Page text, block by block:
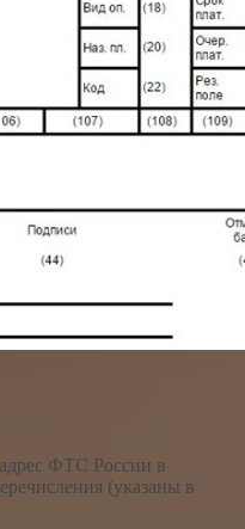
ФТС России в
(указаны в